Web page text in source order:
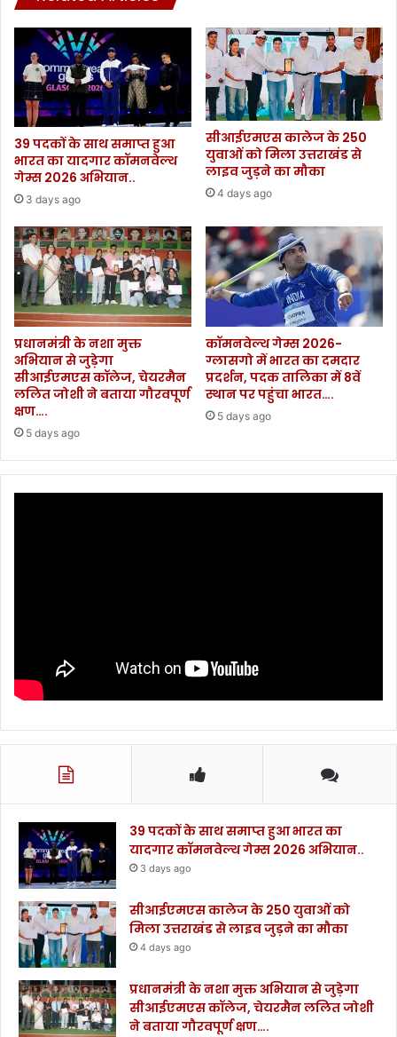
39 पदकों के साथ समाप्त हुआ
भारत का यादगार कॉमनवेल्थ
गेम्स 2026 अभियान..
3 days ago
सीआईएमएस कालेज के 250
युवाओं को मिला उत्तराखंड से
लाइव जुड़ने का मौका
4 days ago
प्रधानमंत्री के नशा मुक्त
अभियान से जुड़ेगा
सीआईएमएस कॉलेज, चेयरमैन
ललित जोशी ने बताया गौरवपूर्ण
क्षण….
5 days ago
कॉमनवेल्थ गेम्स 2026-
ग्लासगो में भारत का दमदार
प्रदर्शन, पदक तालिका में 8वें
स्थान पर पहुंचा भारत….
5 days ago
39 पदकों के साथ समाप्त हुआ भारत का
यादगार कॉमनवेल्थ गेम्स 2026 अभियान..
3 days ago
सीआईएमएस कालेज के 250 युवाओं को
मिला उत्तराखंड से लाइव जुड़ने का मौका
4 days ago
प्रधानमंत्री के नशा मुक्त अभियान से जुड़ेगा
सीआईएमएस कॉलेज, चेयरमैन ललित जोशी
ने बताया गौरवपूर्ण क्षण….